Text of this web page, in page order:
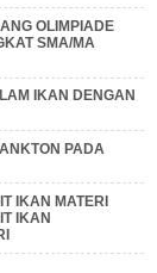
OLIMPIADE
SMA/MA
IKAN DENGAN
PADA
IKAN MATERI
IKAN